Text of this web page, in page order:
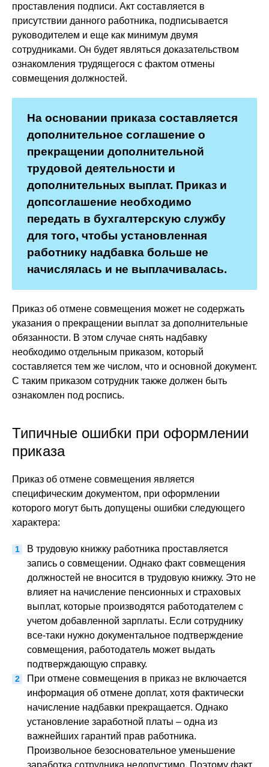
проставления подписи. Акт составляется в
присутствии данного работника, подписывается
руководителем и еще как минимум двумя
сотрудниками. Он будет являться доказательством
ознакомления трудящегося с фактом отмены
совмещения должностей.
На основании приказа составляется
дополнительное соглашение о
прекращении дополнительной
трудовой деятельности и
дополнительных выплат. Приказ и
допсоглашение необходимо
передать в бухгалтерскую службу
для того, чтобы установленная
работнику надбавка больше не
начислялась и не выплачивалась.
Приказ об отмене совмещения может не содержать
указания о прекращении выплат за дополнительные
обязанности. В этом случае снять надбавку
необходимо отдельным приказом, который
составляется тем же числом, что и основной документ.
С таким приказом сотрудник также должен быть
ознакомлен под роспись.
Типичные ошибки при оформлении
приказа
Приказ об отмене совмещения является
специфическим документом, при оформлении
которого могут быть допущены ошибки следующего
характера:
В трудовую книжку работника проставляется
запись о совмещении. Однако факт совмещения
должностей не вносится в трудовую книжку. Это не
влияет на начисление пенсионных и страховых
выплат, которые производятся работодателем с
учетом добавленной зарплаты. Если сотруднику
все-таки нужно документальное подтверждение
совмещения, работодатель может выдать
подтверждающую справку.
При отмене совмещения в приказ не включается
информация об отмене доплат, хотя фактически
начисление надбавки прекращается. Однако
установление заработной платы – одна из
важнейших гарантий прав работника.
Произвольное безосновательное уменьшение
заработка сотрудника недопустимо. Поэтому факт